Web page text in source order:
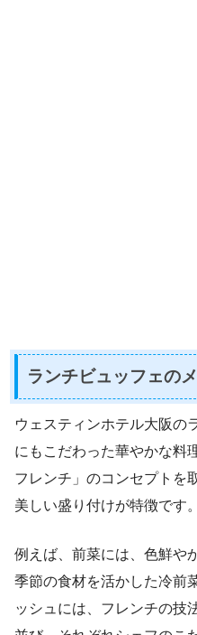
ランチビュッフェの
ウェスティンホテル大阪の
にもこだわった華やかな料
フレンチ」のコンセプトを
美しい盛り付けが特徴です。
例えば、前菜には、色鮮や
季節の食材を活かした冷前
ッシュには、フレンチの技